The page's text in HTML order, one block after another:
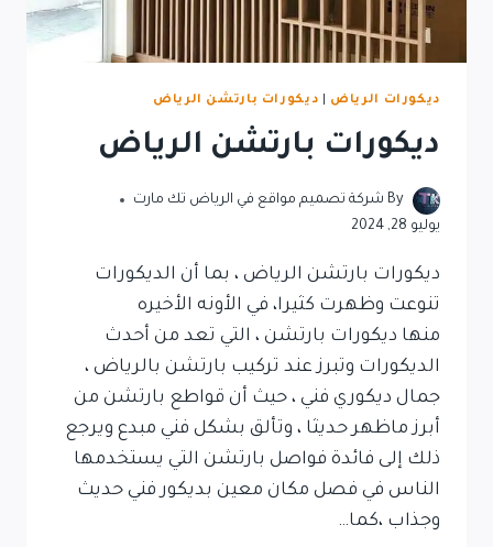
ديكورات الرياض ديكورات بارتشن الرياض
ديكورات بارتشن الرياض
By شركة تصميم مواقع في الرياض تك مارت
يوليو 28, 2024
ديكورات بارتشن الرياض ، بما أن الديكورات
تنوعت وظهرت كثيرا، في الأونه الأخيره
منها ديكورات بارتشن ، التي تعد من أحدث
الديكورات وتبرز عند تركيب بارتشن بالرياض ،
جمال ديكوري فني ، حيث أن قواطع بارتشن من
أبرز ماظهر حديثا ، وتألق بشكل فني مبدع ويرجع
ذلك إلى فائدة فواصل بارتشن التي يستخدمها
الناس في فصل مكان معين بديكور فني حديث
وجذاب ،كما…